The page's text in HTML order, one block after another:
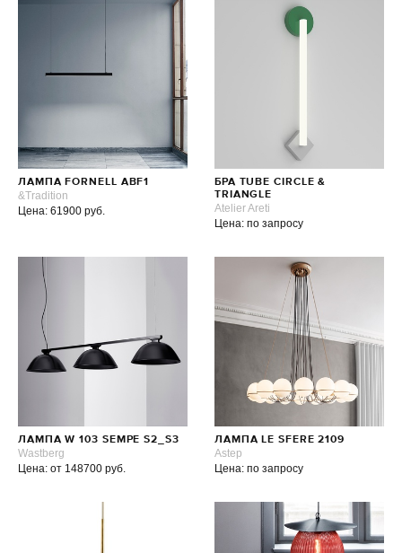
ЛАМПА FORNELL ABF1
&Tradition
Цена: 61900 руб.
БРА TUBE CIRCLE &
TRIANGLE
Atelier Areti
Цена: по запросу
ЛАМПА W 103 SEMPE S2_S3
Wastberg
Цена: от 148700 руб.
ЛАМПА LE SFERE 2109
Astep
Цена: по запросу